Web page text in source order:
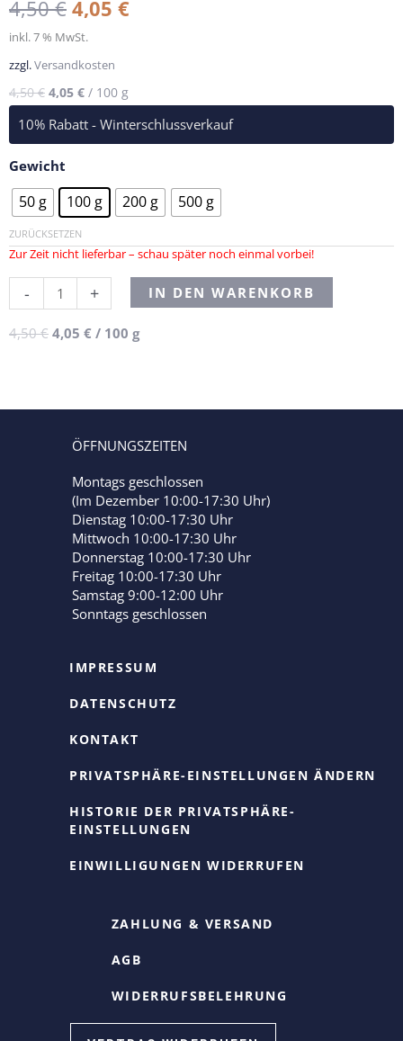
4,50€ 4,05 €
inkl. 7 % MwSt.
zzgl.Versandkosten
4,50€ 4,05 € / 100 g
10% Rabatt - Winterschlussverkauf
Gewicht
50 g 100 g 200 g 500 g
ZURÜCKSETZEN
Zur Zeit nicht lieferbar – schau später noch einmal vorbei!
-
Sencha
Orange
+ IN DEN WARENKORB
4,50€ 4,05 € / 100 g
ZAHLUNG & VERSAND
AGB
WIDERRUFSBELEHRUNG
IMPRESSUM
DATENSCHUTZ
KONTAKT
PRIVATSPHÄRE-EINSTELLUNGEN ÄNDERN
HISTORIE DER PRIVATSPHÄRE-
EINSTELLUNGEN
EINWILLIGUNGEN WIDERRUFEN
ÖFFNUNGSZEITEN
Montags geschlossen
(Im Dezember 10:00-17:30 Uhr)
Dienstag 10:00-17:30 Uhr
Mittwoch 10:00-17:30 Uhr
Donnerstag 10:00-17:30 Uhr
Freitag 10:00-17:30 Uhr
Samstag 9:00-12:00 Uhr
Sonntags geschlossen